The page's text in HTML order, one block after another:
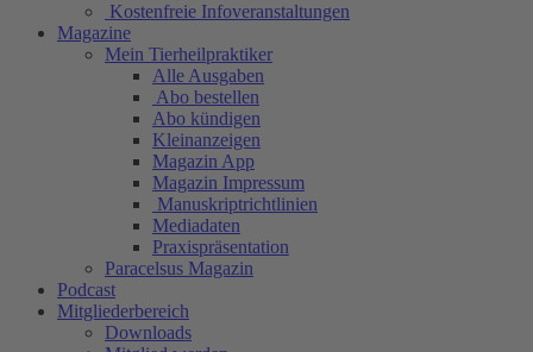
Kostenfreie Infoveranstaltungen
Magazine
Mein Tierheilpraktiker
Alle Ausgaben
Abo bestellen
Abo kündigen
Kleinanzeigen
Magazin App
Magazin Impressum
Manuskriptrichtlinien
Mediadaten
Praxispräsentation
Paracelsus Magazin
Podcast
Mitgliederbereich
Downloads